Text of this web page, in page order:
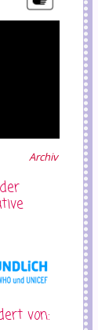
Archiv
von: